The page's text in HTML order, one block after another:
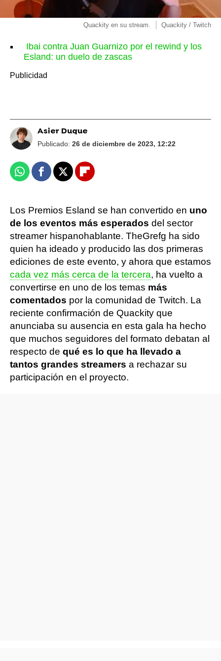
Quackity en su stream. Quackity / Twitch
Ibai contra Juan Guarnizo por el rewind y los
Esland: un duelo de zascas
Asier Duque
Publicado: 26 de diciembre de 2023, 12:22
WhatsappFacebook
X Flipboard
Los Premios Esland se han convertido en uno
de los eventos más esperados del sector
streamer hispanohablante. TheGrefg ha sido
quien ha ideado y producido las dos primeras
ediciones de este evento, y ahora que estamos
cada vez más cerca de la tercera, ha vuelto a
convertirse en uno de los temas más
comentados por la comunidad de Twitch. La
reciente confirmación de Quackity que
anunciaba su ausencia en esta gala ha hecho
que muchos seguidores del formato debatan al
respecto de qué es lo que ha llevado a
tantos grandes streamers a rechazar su
participación en el proyecto.